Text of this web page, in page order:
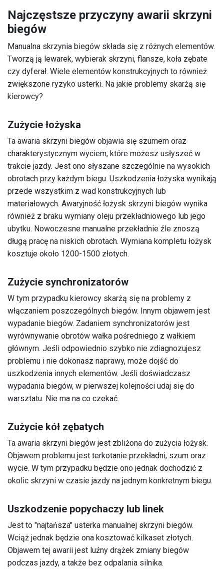
Najczęstsze przyczyny awarii skrzyni
biegów
Manualna skrzynia biegów składa się z różnych elementów.
Tworzą ją lewarek, wybierak skrzyni, flansze, koła zębate
czy dyferał. Wiele elementów konstrukcyjnych to również
zwiększone ryzyko usterki. Na jakie problemy skarżą się
kierowcy?
Zużycie łożyska
Ta awaria skrzyni biegów objawia się szumem oraz
charakterystycznym wyciem, które możesz usłyszeć w
trakcie jazdy. Jest ono słyszane szczególnie na wysokich
obrotach przy każdym biegu. Uszkodzenia łożyska wynikają
przede wszystkim z wad konstrukcyjnych lub
materiałowych. Awaryjność łożysk skrzyni biegów wynika
również z braku wymiany oleju przekładniowego lub jego
ubytku. Nowoczesne manualne przekładnie źle znoszą
długą pracę na niskich obrotach. Wymiana kompletu łożysk
kosztuje około 1200-1500 złotych.
Zużycie synchronizatorów
W tym przypadku kierowcy skarżą się na problemy z
włączaniem poszczególnych biegów. Innym objawem jest
wypadanie biegów. Zadaniem synchronizatorów jest
wyrównywanie obrotów wałka pośredniego z wałkiem
głównym. Jeśli odpowiednio szybko nie zdiagnozujesz
problemu i nie dokonasz naprawy, może dojść do
uszkodzenia innych elementów. Jeśli doświadczasz
wypadania biegów, w pierwszej kolejności udaj się do
warsztatu. Nie ma na co czekać.
Zużycie kół zębatych
Ta awaria skrzyni biegów jest zbliżona do zużycia łożysk.
Objawem problemu jest terkotanie przekładni, szum oraz
wycie. W tym przypadku będzie ono jednak dochodzić z
okolic skrzyni w czasie jazdy na jednym konkretnym biegu.
Uszkodzenie popychaczy lub linek
Jest to "najtańsza" usterka manualnej skrzyni biegów.
Wciąż jednak będzie ona kosztować kilkaset złotych.
Objawem tej awarii jest luźny drążek zmiany biegów
podczas jazdy, a także bez odpalania silnika.